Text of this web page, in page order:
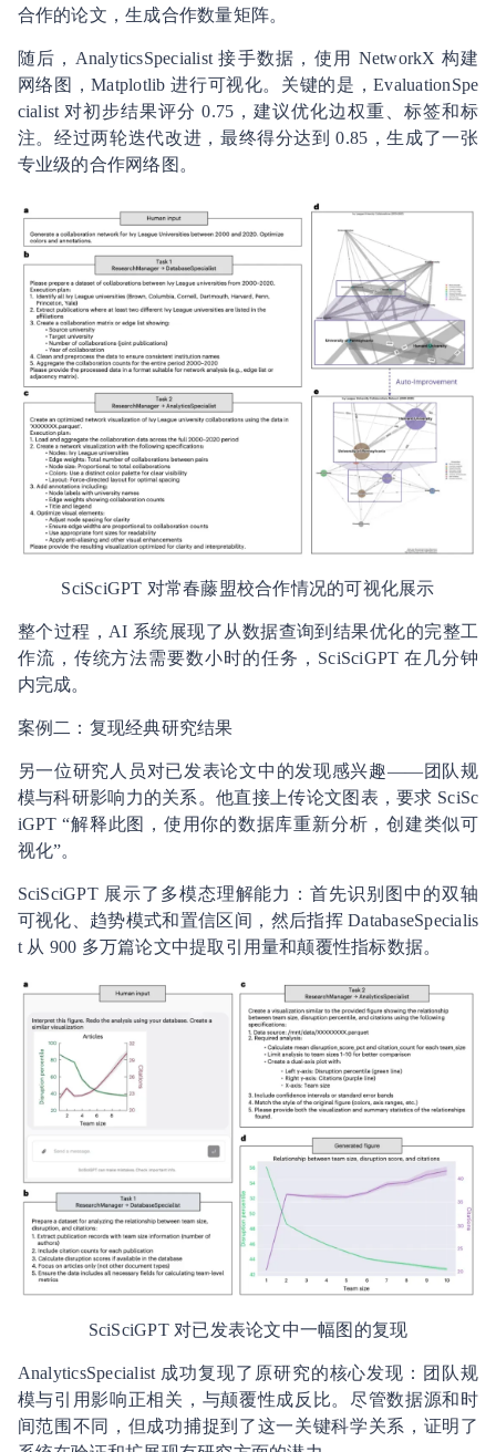
合作的论文，生成合作数量矩阵。
随后，AnalyticsSpecialist 接手数据，使用 NetworkX 构建
网络图，Matplotlib 进行可视化。关键的是，EvaluationSpe
cialist 对初步结果评分 0.75，建议优化边权重、标签和标
注。经过两轮迭代改进，最终得分达到 0.85，生成了一张
专业级的合作网络图。
SciSciGPT 对常春藤盟校合作情况的可视化展示
整个过程，AI 系统展现了从数据查询到结果优化的完整工
作流，传统方法需要数小时的任务，SciSciGPT 在几分钟
内完成。
案例二：复现经典研究结果
另一位研究人员对已发表论文中的发现感兴趣——团队规
模与科研影响力的关系。他直接上传论文图表，要求 SciSc
iGPT “解释此图，使用你的数据库重新分析，创建类似可
视化”。
SciSciGPT 展示了多模态理解能力：首先识别图中的双轴
可视化、趋势模式和置信区间，然后指挥 DatabaseSpecialis
t 从 900 多万篇论文中提取引用量和颠覆性指标数据。
SciSciGPT 对已发表论文中一幅图的复现
AnalyticsSpecialist 成功复现了原研究的核心发现：团队规
模与引用影响正相关，与颠覆性成反比。尽管数据源和时
间范围不同，但成功捕捉到了这一关键科学关系，证明了